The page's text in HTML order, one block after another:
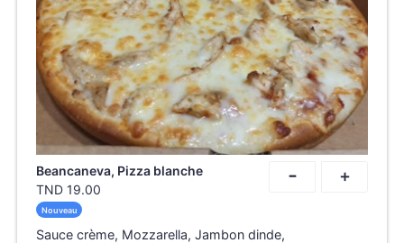
- +
Beancaneva, Pizza blanche
TND 19.00
Nouveau
Sauce crème, Mozzarella, Jambon dinde,